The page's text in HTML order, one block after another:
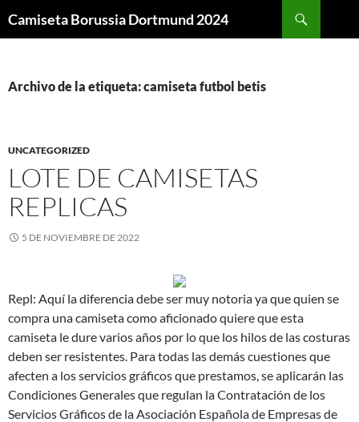
Camiseta Borussia Dortmund 2024
Archivo de la etiqueta: camiseta futbol betis
UNCATEGORIZED
LOTE DE CAMISETAS
REPLICAS
5 DE NOVIEMBRE DE 2022
Repl: Aquí la diferencia debe ser muy notoria ya que quien se
compra una camiseta como aficionado quiere que esta
camiseta le dure varios años por lo que los hilos de las costuras
deben ser resistentes. Para todas las demás cuestiones que
afecten a los servicios gráficos que prestamos, se aplicarán las
Condiciones Generales que regulan la Contratación de los
Servicios Gráficos de la Asociación Española de Empresas de